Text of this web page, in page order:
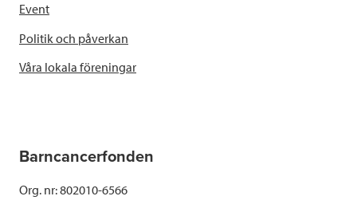
Event
Politik och påverkan
Våra lokala föreningar
Barncancerfonden
Org. nr: 802010-6566